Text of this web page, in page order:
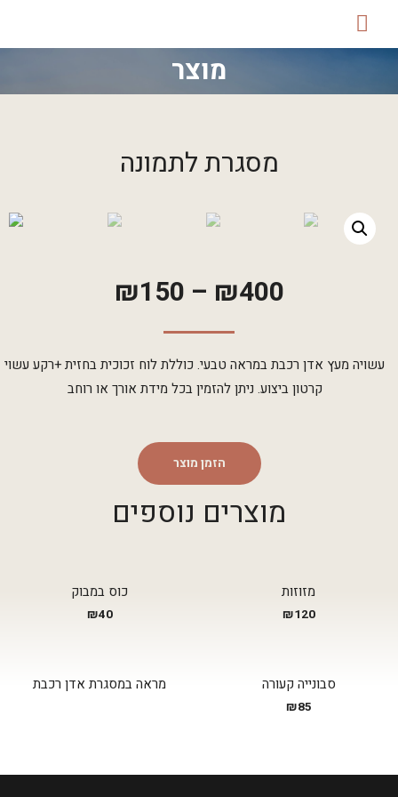
מוצר
מסגרת לתמונה
₪150 – ₪400
עשויה מעץ אדן רכבת במראה טבעי. כוללת לוח זכוכית בחזית +רקע עשוי
קרטון ביצוע. ניתן להזמין בכל מידת אורך או רוחב
הזמן מוצר
מוצרים נוספים
כוס במבוק
₪40
מזוזות
₪120
מראה במסגרת אדן רכבת סבונייה קעורה
₪85